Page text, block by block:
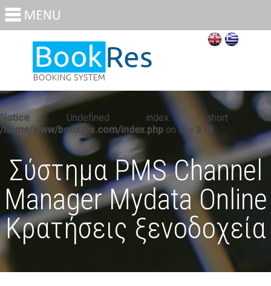
Notice: Undefined index: short in
/home/www/bookres.com/index.php on line 379
Σύστημα PMS Channel
Manager Mydata Online
Κρατήσεις ξενοδοχεία
καταλύματα
Notice: Undefined index: short_txt in